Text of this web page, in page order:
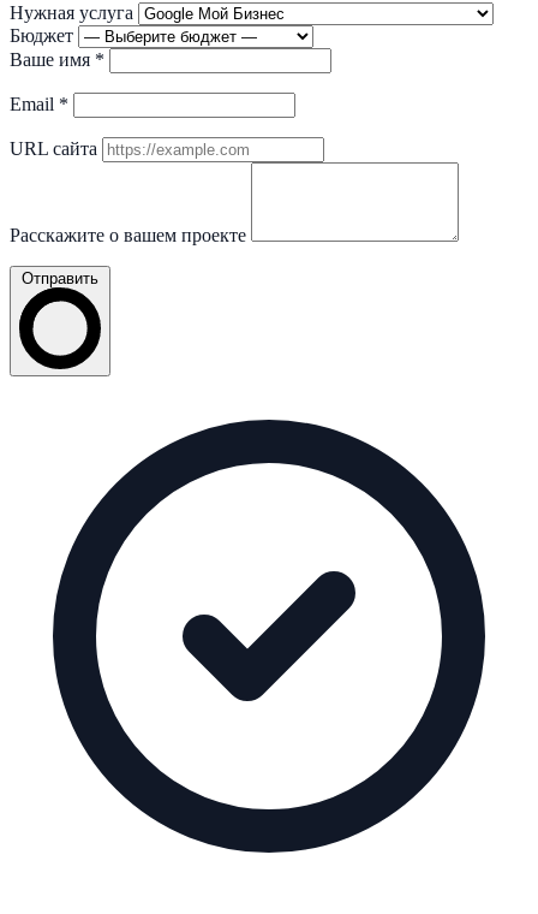
Нужная услуга
Бюджет
Ваше имя *
Email *
URL сайта
Расскажите о вашем проекте
Отправить